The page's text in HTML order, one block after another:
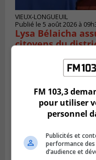
VIEUX-LONGUEUIL
Publié le 5 août 2026 à
Lysa Bélaicha
citoyens du
FM 103,3
pour utiliser
personnel
Publicités et
performance
d’audience et